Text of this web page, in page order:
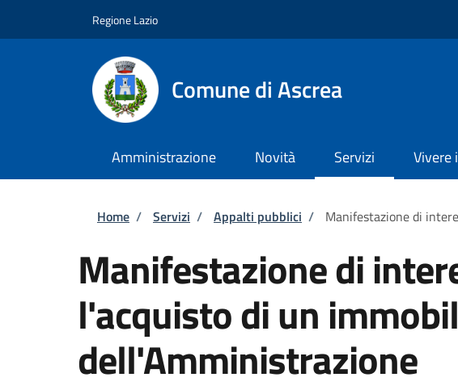
Regione Lazio
Comune di Ascrea
Amministrazione Novità Servizi Vivere
Briciole di pane
Home / Servizi / Appalti pubblici / Manifestazione di
Manifestazione di
l'acquisto di un
dell'Amministrazione